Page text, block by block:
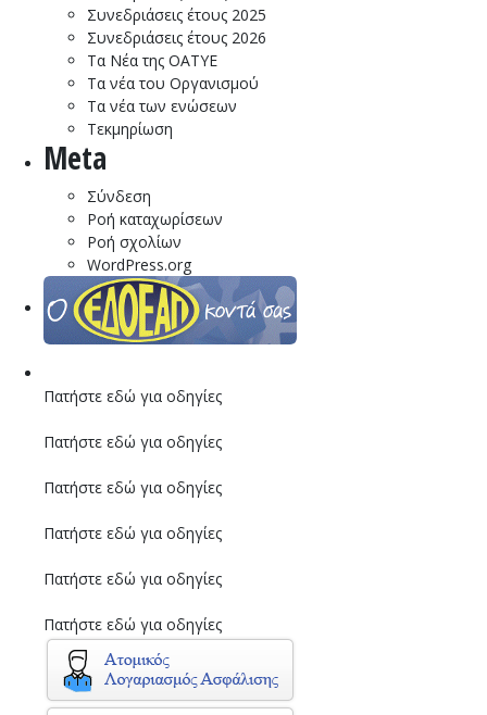
Συνεδριάσεις έτους 2025
Συνεδριάσεις έτους 2026
Τα Νέα της ΟΑΤΥΕ
Τα νέα του Οργανισμού
Τα νέα των ενώσεων
Τεκμηρίωση
Meta
Σύνδεση
Ροή καταχωρίσεων
Ροή σχολίων
WordPress.org
Πατήστε εδώ για οδηγίες
Πατήστε εδώ για οδηγίες
Πατήστε εδώ για οδηγίες
Πατήστε εδώ για οδηγίες
Πατήστε εδώ για οδηγίες
Πατήστε εδώ για οδηγίες